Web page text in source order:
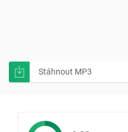
Stáhnout MP3